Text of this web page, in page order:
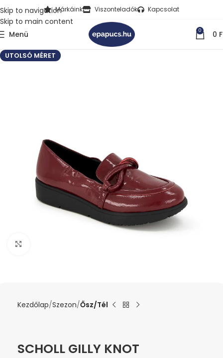
Skip to navigation
Skip to main content
Márkáink Viszonteladók Kapcsolat
Menü 0 0
UTOLSÓ MÉRET
Kezdőlap Szezon Ősz/Tél
SCHOLL GILLY KNOT